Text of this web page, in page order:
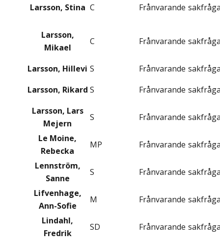
Larsson, Stina C Frånvarande
Larsson,
Mikael
C Frånvarande
Larsson, Hillevi S Frånvarande
Larsson, Rikard S Frånvarande
Larsson, Lars
Mejern
S Frånvarande
Le Moine,
Rebecka
MP Frånvarande
Lennström,
Sanne
S Frånvarande
Lifvenhage,
Ann-Sofie
M Frånvarande
Lindahl,
Fredrik
SD Frånvarande